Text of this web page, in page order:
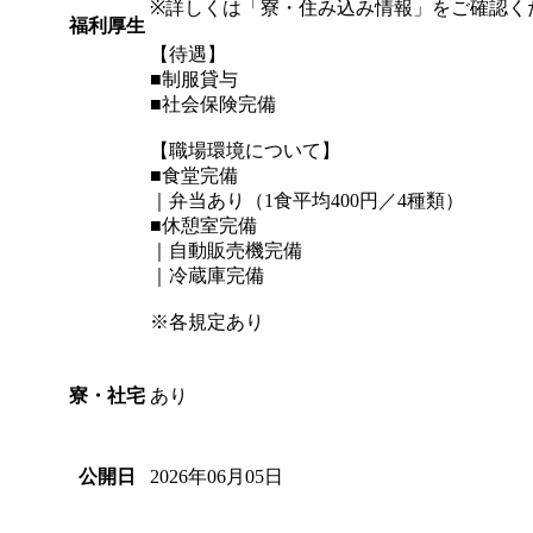
福利厚生
※詳しくは「寮・住み込み情報」をご確認く
【待遇】
■制服貸与
■社会保険完備
【職場環境について】
■食堂完備
｜弁当あり（1食平均400円／4種類）
■休憩室完備
｜自動販売機完備
｜冷蔵庫完備
※各規定あり
寮・社宅 あり
公開日 2026年06月05日